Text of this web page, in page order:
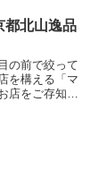
都北山逸品
の前で絞って
を構える「マ
店をご存知で